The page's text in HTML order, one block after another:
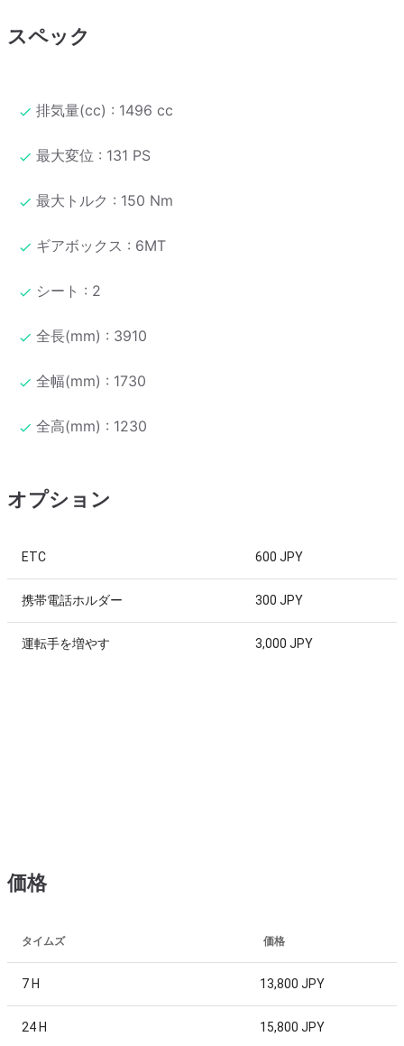
スペック
排気量(cc) : 1496 cc
最大変位 : 131 PS
最大トルク : 150 Nm
ギアボックス : 6MT
シート : 2
全長(mm) : 3910
全幅(mm) : 1730
全高(mm) : 1230
オプション
ETC 600 JPY
携帯電話ホルダー 300 JPY
運転手を増やす 3,000 JPY
価格
タイムズ 価格
7 H 13,800 JPY
24 H 15,800 JPY